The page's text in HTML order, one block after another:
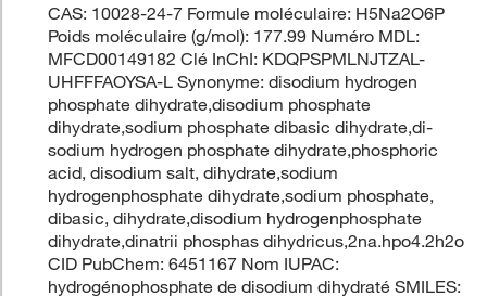
CAS: 10028-24-7 Formule moléculaire: H5Na2O6P
Poids moléculaire (g/mol): 177.99 Numéro MDL:
MFCD00149182 Clé InChI: KDQPSPMLNJTZAL-
UHFFFAOYSA-L Synonyme: disodium hydrogen
phosphate dihydrate,disodium phosphate
dihydrate,sodium phosphate dibasic dihydrate,di-
sodium hydrogen phosphate dihydrate,phosphoric
acid, disodium salt, dihydrate,sodium
hydrogenphosphate dihydrate,sodium phosphate,
dibasic, dihydrate,disodium hydrogenphosphate
dihydrate,dinatrii phosphas dihydricus,2na.hpo4.2h2o
CID PubChem: 6451167 Nom IUPAC:
hydrogénophosphate de disodium dihydraté SMILES: